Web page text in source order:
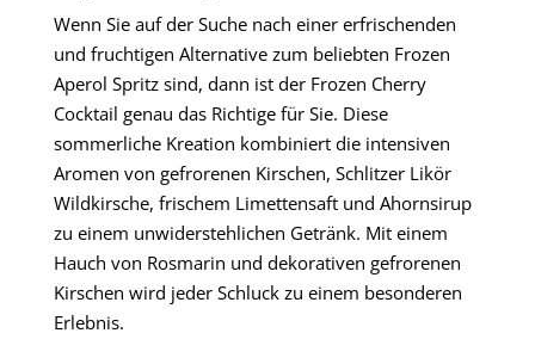
Wenn Sie auf der Suche nach einer erfrischenden
und fruchtigen Alternative zum beliebten Frozen
Aperol Spritz sind, dann ist der Frozen Cherry
Cocktail genau das Richtige für Sie. Diese
sommerliche Kreation kombiniert die intensiven
Aromen von gefrorenen Kirschen, Schlitzer Likör
Wildkirsche, frischem Limettensaft und Ahornsirup
zu einem unwiderstehlichen Getränk. Mit einem
Hauch von Rosmarin und dekorativen gefrorenen
Kirschen wird jeder Schluck zu einem besonderen
Erlebnis.